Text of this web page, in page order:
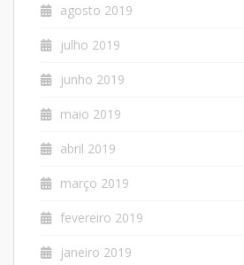
agosto 2019
julho 2019
junho 2019
maio 2019
abril 2019
março 2019
fevereiro 2019
janeiro 2019